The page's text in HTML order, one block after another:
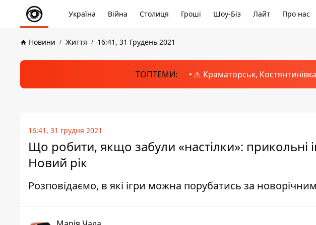
Україна Війна Столиця Гроші Шоу-Біз Лайт Про нас
Новини Життя 16:41, 31 Грудень 2021
ТОПТЕМИ: ⚠️ Краматорськ, Костянтинівка
16:41, 31 грудня 2021
Що робити, якщо забули «настілки»: прикольні
Новий рік
Розповідаємо, в які ігри можна порубатись за